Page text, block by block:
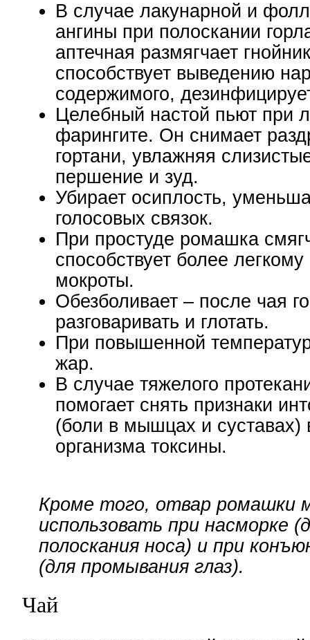
В случае лакунарной и
ангины при полоскании
аптечная размягчает
способствует выведению
содержимого,
Целебный настой пьют при
фарингите. Он снимает
гортани, увлажняя
першение и зуд.
Убирает осиплость,
голосовых связок.
При простуде ромашка
способствует более
мокроты.
Обезболивает – после чая
разговаривать и глотать.
При повышенной
жар.
В случае тяжелого
помогает снять признаки
(боли в мышцах и суставах)
организма токсины.
Кроме того, отвар ромашки
использовать при насморке
полоскания носа) и при
(для промывания глаз).
Чай